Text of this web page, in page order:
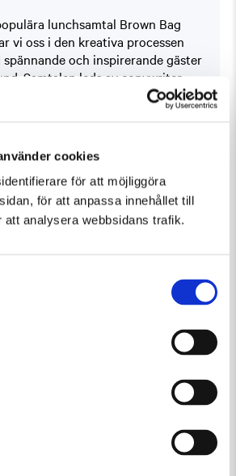
cookies
för att möjliggöra
för att anpassa innehållet till
att analysera webbsidans trafik.
lunchsamtal Brown Bag
vi oss i den kreativa processen
och inspirerande gäster
Samtalen leds av copywriter
Paola Pellettieri.
alltid lyssna i efterhand.
som en podcast veckan efter
Sök på ”Skissernas Museum”